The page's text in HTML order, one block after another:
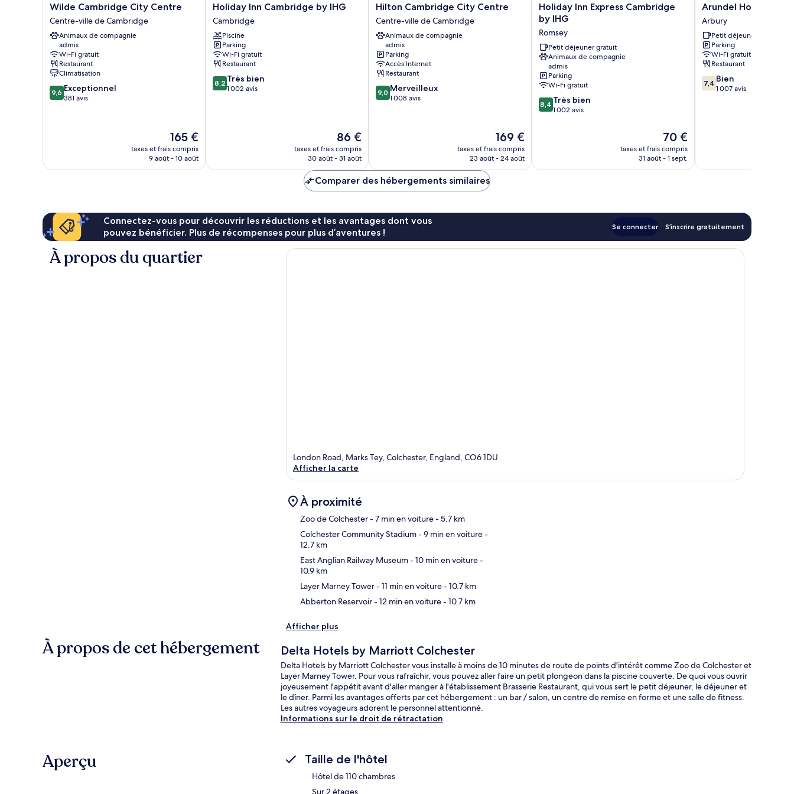
Wilde
Cambridge
City
Centre
Centre-
ville
de
Cambridge
Wilde Cambridge City Centre
Centre-ville de Cambridge
Animaux de compagnie
admis
Wi-Fi gratuit
Restaurant
Climatisation
9.6
sur
9,6 Exceptionnel
381 avis
Le
nouveau
prix
165 €
taxes et frais compris
9 août - 10 août
Holiday
Inn
Cambridge
by
IHG
Cambridge
Holiday Inn Cambridge by IHG
Cambridge
Piscine
Parking
Wi-Fi gratuit
Restaurant
8.2
sur
8,2 Très bien
1 002 avis
Le
nouveau
prix
de
86 €
86 €
taxes et frais compris
30 août - 31 août
Hilton
Cambridge
City
Centre
Centre-
ville
de
Cambridge
Hilton Cambridge City Centre
Centre-ville de Cambridge
Animaux de compagnie
admis
Parking
Accès Internet
Restaurant
9.0
sur
9,0 Merveilleux
1 008 avis
Le
nouveau
prix
169 €
taxes et frais compris
23 août - 24 août
Holiday
Inn
Express
Cambridge
by
IHG
Romsey
Holiday Inn Express Cambridge
by IHG
Romsey
Petit déjeuner gratuit
Animaux de compagnie
admis
Parking
Wi-Fi gratuit
8.4
sur
8,4 Très bien
1 002 avis
Le
nouveau
prix
70 €
taxes et frais compris
31 août - 1 sept.
Arundel
House
Hotel
Arbury
Arundel House Hotel
Arbury
Petit déjeuner gratuit
Parking
Wi-Fi gratuit
Restaurant
7.4
sur
7,4 Bien
1 007 avis
Comparer des hébergements similaires
Connectez-vous pour découvrir les réductions et les avantages dont vous
pouvez bénéficier. Plus de récompenses pour plus d’aventures !
Se connecter S’inscrire gratuitement
À propos du quartier
London Road, Marks Tey, Colchester, England, CO6 1DU
Afficher la carte
À proximité
Zoo de Colchester- 7 min en voiture- 5.7 km
Colchester Community Stadium- 9 min en voiture-
12.7 km
East Anglian Railway Museum- 10 min en voiture-
10.9 km
Layer Marney Tower- 11 min en voiture- 10.7 km
Abberton Reservoir- 12 min en voiture- 10.7 km
Afficher plus
À propos de cet hébergement Delta Hotels by Marriott Colchester
Delta Hotels by Marriott Colchester vous installe à moins de 10 minutes de route de points d'intérêt comme Zoo de Colchester et
Layer Marney Tower. Pour vous rafraîchir, vous pouvez aller faire un petit plongeon dans la piscine couverte. De quoi vous ouvrir
joyeusement l'appétit avant d'aller manger à l'établissement Brasserie Restaurant, qui vous sert le petit déjeuner, le déjeuner et
le dîner. Parmi les avantages offerts par cet hébergement : un bar / salon, un centre de remise en forme et une salle de fitness.
Les autres voyageurs adorent le personnel attentionné.
Informations sur le droit de rétractation
Aperçu Taille de l'hôtel
Hôtel de 110 chambres
Sur 2 étages